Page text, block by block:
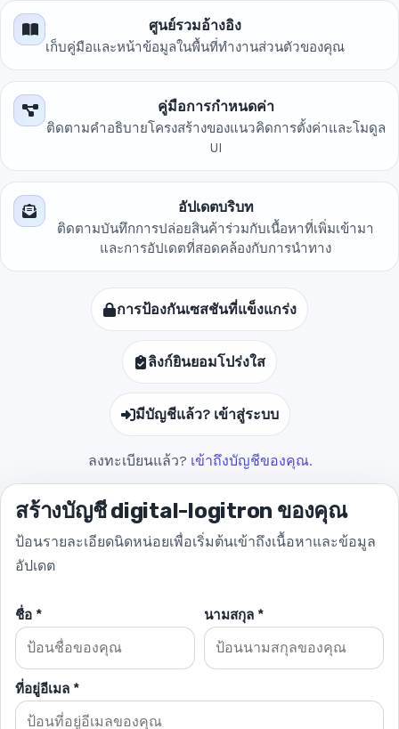
ศูนย์รวมอ้างอิง
เก็บคู่มือและหน้าข้อมูลในพื้นที่ทำงานส่วนตัวของคุณ
คู่มือการกำหนดค่า
ติดตามคำอธิบายโครงสร้างของแนวคิดการตั้งค่าและโมดูล
UI
อัปเดตบริบท
ติดตามบันทึกการปล่อยสินค้าร่วมกับเนื้อหาที่เพิ่มเข้ามา
และการอัปเดตที่สอดคล้องกับการนำทาง
การป้องกันเซสชันที่แข็งแกร่ง
ลิงก์ยินยอมโปร่งใส
มีบัญชีแล้ว? เข้าสู่ระบบ
ลงทะเบียนแล้ว? เข้าถึงบัญชีของคุณ.
สร้างบัญชี digital-logitron ของคุณ
ป้อนรายละเอียดนิดหน่อยเพื่อเริ่มต้นเข้าถึงเนื้อหาและข้อมูล
อัปเดต
ชื่อ * นามสกุล *
ที่อยู่อีเมล *